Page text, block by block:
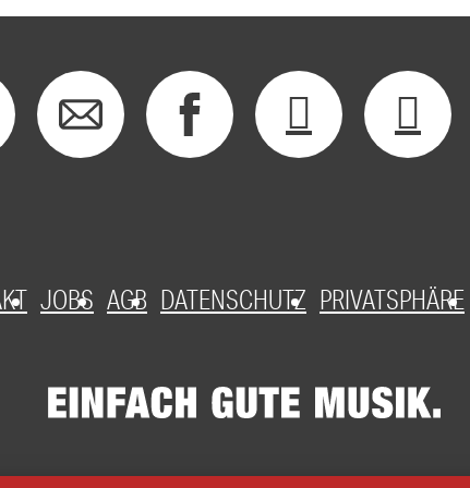
JOBS AGB DATENSCHUTZ PRIVATSPHÄRE